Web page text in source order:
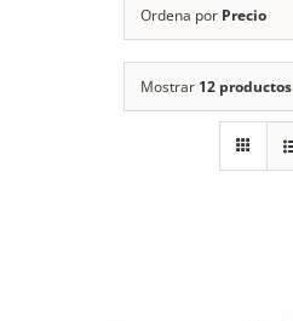
Ordena por Precio
Mostrar 12 productos